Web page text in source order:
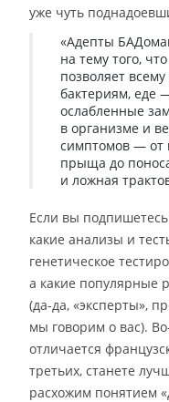
уже чуть
«Адепты
на тему того,
позволяет
бактериям, еде
ослабленные
в организме и
симптомов — от
прыща до
и ложная
Если вы
какие анализы и
генетическое
а какие популярные
(да-да, «эксперты»,
мы говорим о вас).
отличается
третьих, станете
расхожим понятием